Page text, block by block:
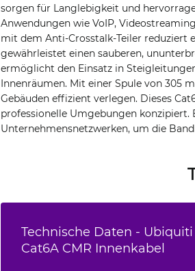
sorgen für Langlebigkeit und
Anwendungen wie VoIP,
mit dem Anti-Crosstalk-Teiler reduziert
gewährleistet einen sauberen,
ermöglicht den Einsatz in
Innenräumen. Mit einer Spule von 305
Gebäuden effizient verlegen. Dieses
professionelle Umgebungen
Unternehmensnetzwerken, um die
Technische Daten -
Cat6A CMR Innenkabel